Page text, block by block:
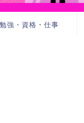
強・資格・仕事